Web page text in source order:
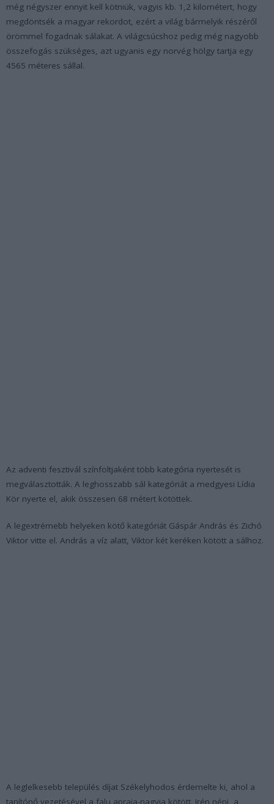
még négyszer ennyit kell kötniük, vagyis kb. 1,2 kilométert, hogy
megdöntsék a magyar rekordot, ezért a világ bármelyik részéről
örömmel fogadnak sálakat. A világcsúcshoz pedig még nagyobb
összefogás szükséges, azt ugyanis egy norvég hölgy tartja egy
4565 méteres sállal.
Az adventi fesztivál színfoltjaként több kategória nyertesét is
megválasztották. A leghosszabb sál kategóriát a medgyesi Lídia
Kör nyerte el, akik összesen 68 métert kötöttek.
A legextrémebb helyeken kötő kategóriát Gáspár András és Zichó
Viktor vitte el. András a víz alatt, Viktor két keréken kötött a sálhoz.
A leglelkesebb település díjat Székelyhodos érdemelte ki, ahol a
tanítónő vezetésével a falu apraja-nagyja kötött. Irén néni, a